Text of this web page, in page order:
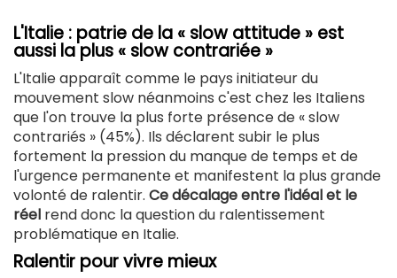
L'Italie : patrie de la « slow attitude » est
aussi la plus « slow contrariée »
L'Italie apparaît comme le pays initiateur du
mouvement slow néanmoins c'est chez les Italiens
que l'on trouve la plus forte présence de « slow
contrariés » (45%). Ils déclarent subir le plus
fortement la pression du manque de temps et de
l'urgence permanente et manifestent la plus grande
volonté de ralentir. Ce décalage entre l'idéal et le
réel rend donc la question du ralentissement
problématique en Italie.
Ralentir pour vivre mieux